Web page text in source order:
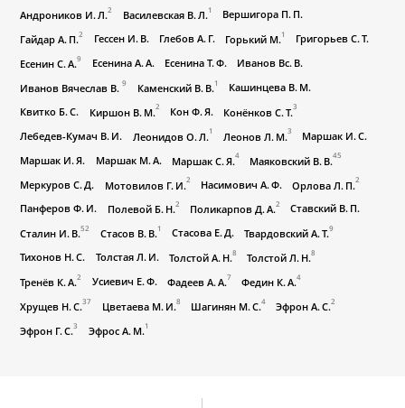
Андроников И. Л.2 Василевская В. Л. 1
Вершигора П. П.
Гайдар А. П.2 Гессен И. В. Глебов А. Г. Горький М. 1
Григорьев С. Т.
Есенин С. А.9 Есенина А. А. Есенина Т. Ф.
Иванов Вс. В.
Иванов Вячеслав В.9 Каменский В. В. 1
Кашинцева В. М.
Квитко Б. С.
Киршон В. М.2 Кон Ф. Я. Конёнков С. Т.3
Лебедев-Кумач В. И. Леонидов О. Л. 1 Леонов Л. М.3
Маршак И. С.
Маршак И. Я.
Маршак М. А. Маршак С. Я.4 Маяковский В. В.45
Меркуров С. Д. Мотовилов Г. И.2 Насимович А. Ф. Орлова Л. П.2
Панферов Ф. И. Полевой Б. Н.2 Поликарпов Д. А.2
Ставский В. П.
Сталин И. В.52 Стасов В. В.1 Стасова Е. Д. Твардовский А. Т.9
Тихонов Н. С. Толстая Л. И. Толстой А. Н.8 Толстой Л. Н.8
Тренёв К. А.2 Усиевич Е. Ф. Фадеев А. А.7 Федин К. А.4
Хрущев Н. С.37 Цветаева М. И.8 Шагинян М. С.4 Эфрон А. С. 2
Эфрон Г. С.3 Эфрос А. М. 1